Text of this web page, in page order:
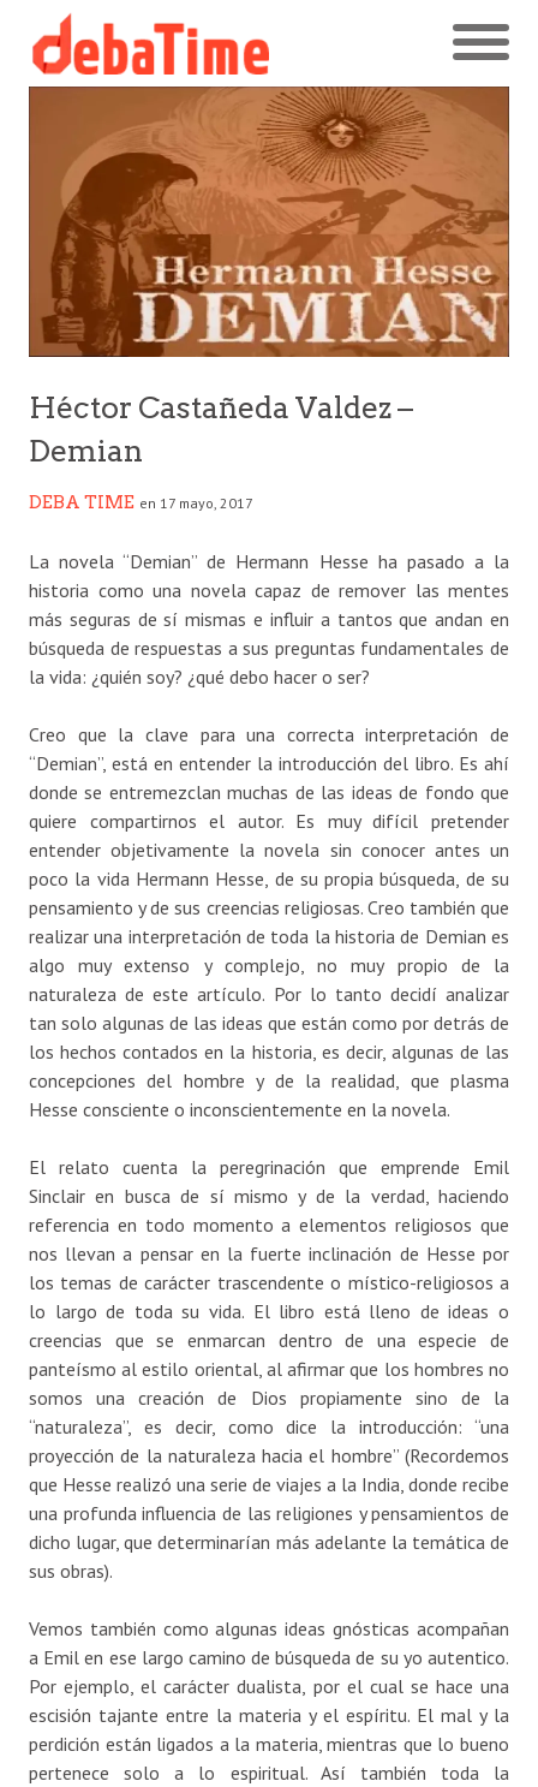
Héctor Castañeda Valdez –
Demian
DEBA TIME en 17 mayo, 2017
La novela “Demian” de Hermann Hesse ha pasado a la
historia como una novela capaz de remover las mentes
más seguras de sí mismas e influir a tantos que andan en
búsqueda de respuestas a sus preguntas fundamentales de
la vida: ¿quién soy? ¿qué debo hacer o ser?
Creo que la clave para una correcta interpretación de
“Demian”, está en entender la introducción del libro. Es ahí
donde se entremezclan muchas de las ideas de fondo que
quiere compartirnos el autor. Es muy difícil pretender
entender objetivamente la novela sin conocer antes un
poco la vida Hermann Hesse, de su propia búsqueda, de su
pensamiento y de sus creencias religiosas. Creo también que
realizar una interpretación de toda la historia de Demian es
algo muy extenso y complejo, no muy propio de la
naturaleza de este artículo. Por lo tanto decidí analizar
tan solo algunas de las ideas que están como por detrás de
los hechos contados en la historia, es decir, algunas de las
concepciones del hombre y de la realidad, que plasma
Hesse consciente o inconscientemente en la novela.
El relato cuenta la peregrinación que emprende Emil
Sinclair en busca de sí mismo y de la verdad, haciendo
referencia en todo momento a elementos religiosos que
nos llevan a pensar en la fuerte inclinación de Hesse por
los temas de carácter trascendente o místico-religiosos a
lo largo de toda su vida. El libro está lleno de ideas o
creencias que se enmarcan dentro de una especie de
panteísmo al estilo oriental, al afirmar que los hombres no
somos una creación de Dios propiamente sino de la
“naturaleza”, es decir, como dice la introducción: “una
proyección de la naturaleza hacia el hombre” (Recordemos
que Hesse realizó una serie de viajes a la India, donde recibe
una profunda influencia de las religiones y pensamientos de
dicho lugar, que determinarían más adelante la temática de
sus obras).
Vemos también como algunas ideas gnósticas acompañan
a Emil en ese largo camino de búsqueda de su yo autentico.
Por ejemplo, el carácter dualista, por el cual se hace una
escisión tajante entre la materia y el espíritu. El mal y la
perdición están ligados a la materia, mientras que lo bueno
pertenece solo a lo espiritual. Así también toda la